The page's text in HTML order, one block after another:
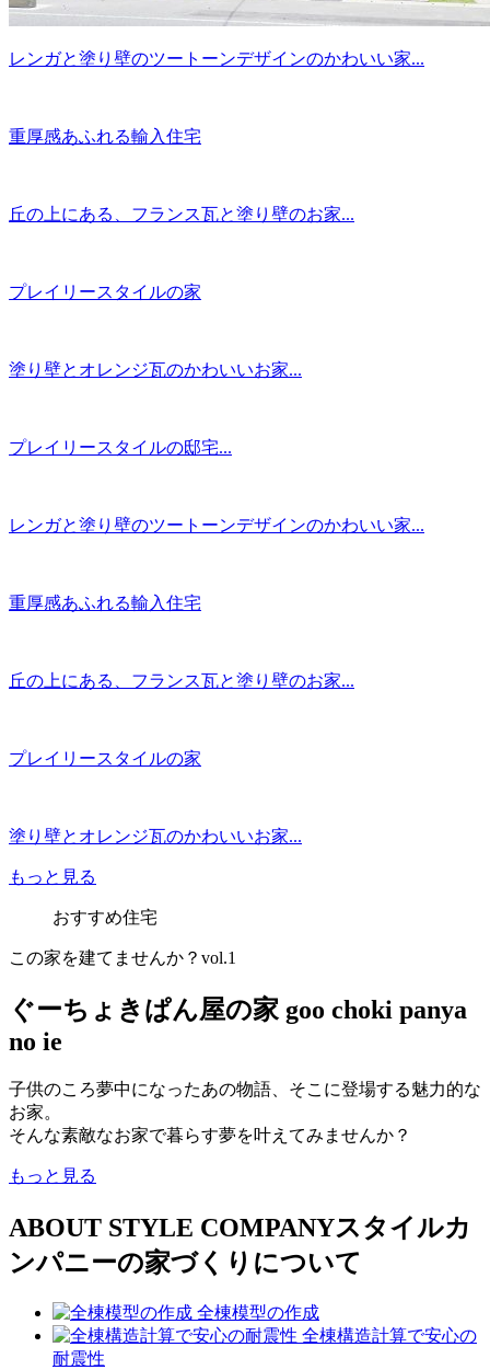
レンガと塗り壁のツートーンデザインのかわいい家...
重厚感あふれる輸入住宅
丘の上にある、フランス瓦と塗り壁のお家...
プレイリースタイルの家
塗り壁とオレンジ瓦のかわいいお家...
プレイリースタイルの邸宅...
レンガと塗り壁のツートーンデザインのかわいい家...
重厚感あふれる輸入住宅
丘の上にある、フランス瓦と塗り壁のお家...
プレイリースタイルの家
塗り壁とオレンジ瓦のかわいいお家...
もっと見る
おすすめ住宅
この家を建てませんか？vol.1
ぐーちょきぱん屋の家 goo choki panya
no ie
子供のころ夢中になったあの物語、そこに登場する魅力的な
お家。
そんな素敵なお家で暮らす夢を叶えてみませんか？
もっと見る
ABOUT STYLE COMPANYスタイルカ
ンパニーの家づくりについて
全棟模型の作成
全棟構造計算で安心の
耐震性